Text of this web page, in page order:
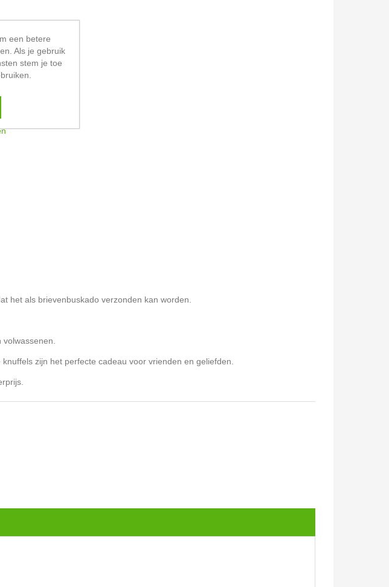
het als brievenbuskado verzonden kan worden.
zijn het perfecte cadeau voor vrienden en geliefden.
een betere
Als je gebruik
stem je toe